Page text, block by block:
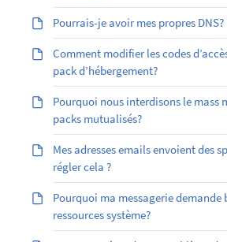
Pourrais-je avoir mes propres DNS?
Comment modifier les codes
pack d’hébergement?
Pourquoi nous interdisons le mass
packs mutualisés?
Mes adresses emails envoient des
régler cela ?
Pourquoi ma messagerie demande
ressources système?